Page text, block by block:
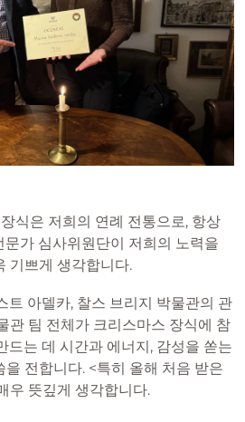
식은 저희의 연례 전통으로, 항상
가 심사위원단이 저희의 노력을
기쁘게 생각합니다.
트 아델카, 찰스 브리지 박물관의 관
관 팀 전체가 크리스마스 장식에 참
드는 데 시간과 에너지, 감성을 쏟는
전합니다. <특히 올해 처음 받은
우 뜻깊게 생각합니다.